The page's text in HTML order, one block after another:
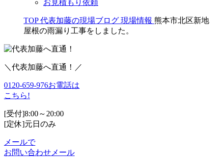
お見積もり依頼
TOP 代表加藤の現場ブログ 現場情報 熊本市北区新地
屋根の雨漏り工事をしました。
＼代表加藤へ直通！／
0120-659-976お電話は
こちら!
[受付]8:00～20:00
[定休]元日のみ
メールで
お問い合わせ メール